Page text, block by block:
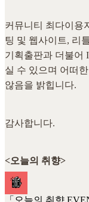
커뮤니티 최다이용
팅 및 웹사이트, 리
기획출판과 더불어
실 수 있으며 어떠
않음을 밝힙니다.
감사합니다.
<오늘의 취향>